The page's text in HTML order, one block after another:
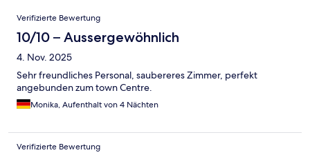
Bewertungen
Verifizierte Bewertung
10/10 – Aussergewöhnlich
4. Nov. 2025
Sehr freundliches Personal, saubereres Zimmer, perfekt
angebunden zum town Centre.
Monika, Aufenthalt von 4 Nächten
Verifizierte Bewertung